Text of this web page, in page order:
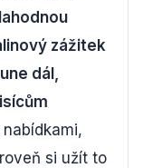
zážitek
dál,
si užít to